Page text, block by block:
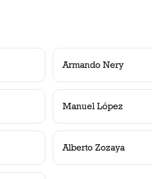
Armando Nery
Manuel López
Alberto Zozaya